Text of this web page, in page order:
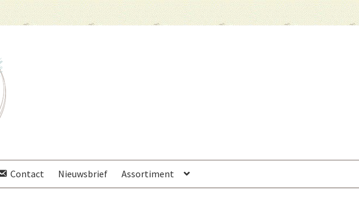
Contact Nieuwsbrief Assortiment